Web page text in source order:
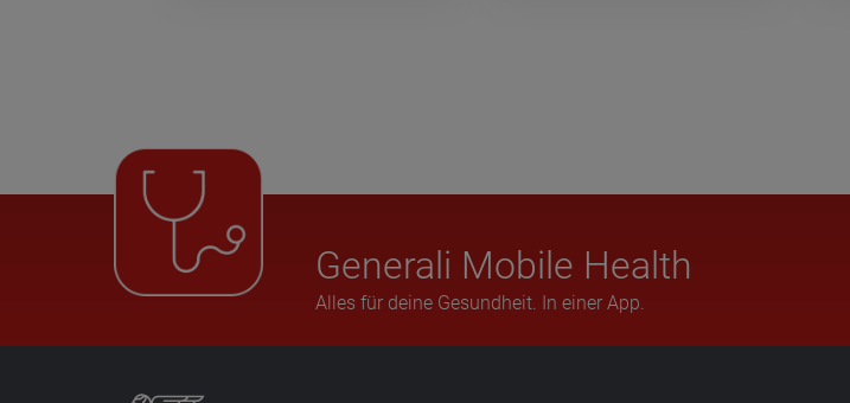
Gene­rali Mobile Health
Alles für deine Gesundheit. In einer App.